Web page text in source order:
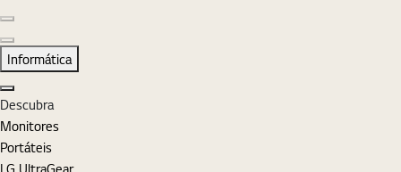
Diapositivo seguinte
Informática
Fechar
Descubra
Monitores
Portáteis
LG UltraGear